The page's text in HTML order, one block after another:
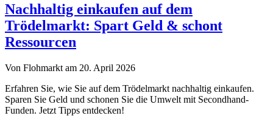
Nachhaltig einkaufen auf dem
Trödelmarkt: Spart Geld & schont
Ressourcen
Von Flohmarkt am 20. April 2026
Erfahren Sie, wie Sie auf dem Trödelmarkt nachhaltig einkaufen.
Sparen Sie Geld und schonen Sie die Umwelt mit Secondhand-
Funden. Jetzt Tipps entdecken!